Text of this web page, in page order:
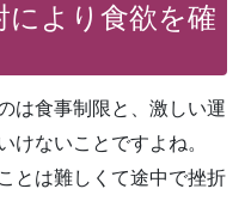
により食欲を確
は食事制限と、激しい運
けないことですよね。
とは難しくて途中で挫折